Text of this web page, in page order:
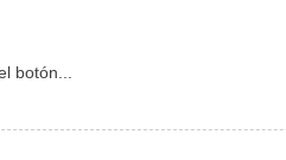
botón...